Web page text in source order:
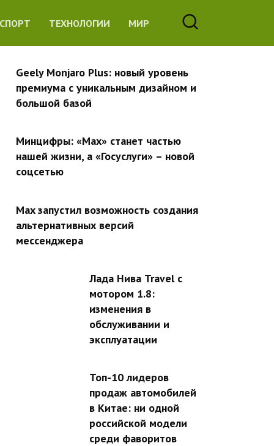
СПОРТ ТЕХНОЛОГИИ МИР
Geely Monjaro Plus: новый уровень
премиума с уникальным дизайном и
большой базой
Минцифры: «Max» станет частью
нашей жизни, а «Госуслуги» – новой
соцсетью
Max запустил возможность создания
альтернативных версий
мессенджера
Лада Нива Travel с
мотором 1.8:
изменения в
обслуживании и
эксплуатации
Топ-10 лидеров
продаж автомобилей
в Китае: ни одной
российской модели
среди фаворитов